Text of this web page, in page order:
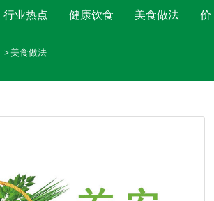
行业热点 健康饮食 美食做法 价
>美食做法